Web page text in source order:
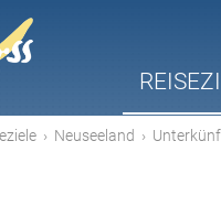
› Neuseeland ›